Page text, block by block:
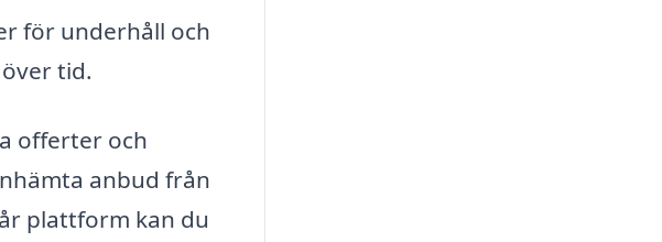
för underhåll och
tid.
offerter och
anbud från
plattform kan du